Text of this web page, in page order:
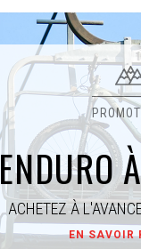
ENDURO
ACHETEZ À
EN SAVOIR